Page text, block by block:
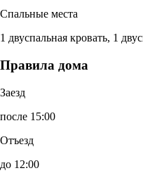
Спальные места
1 двуспальная кровать, 1
Правила дома
Заезд
после 15:00
Отъезд
до 12:00